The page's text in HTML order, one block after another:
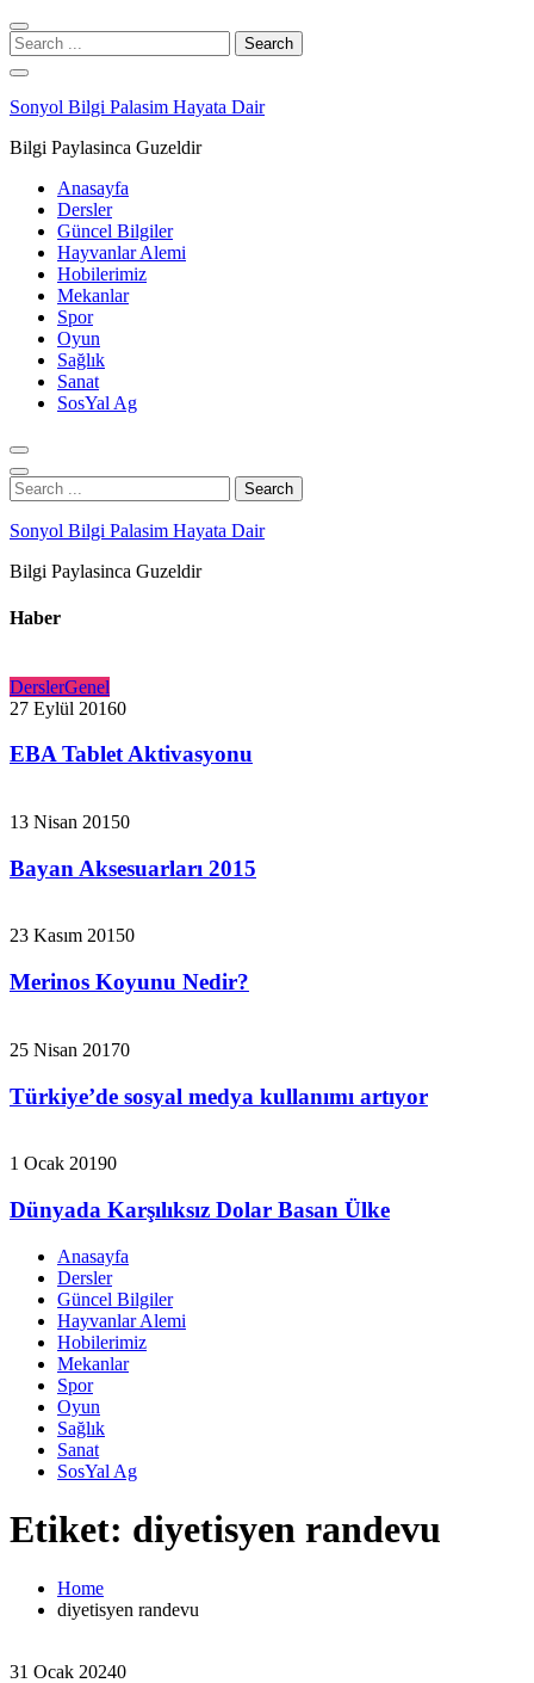
Skip
to
navigation
Skip
to
content
Search
for:
Sonyol Bilgi Palasim Hayata Dair
Bilgi Paylasinca Guzeldir
Anasayfa
Dersler
Güncel Bilgiler
Hayvanlar Alemi
Hobilerimiz
Mekanlar
Spor
Oyun
Sağlık
Sanat
SosYal Ag
Search
for:
Sonyol Bilgi Palasim Hayata Dair
Bilgi Paylasinca Guzeldir
Haber
DerslerGenel
27 Eylül 20160
EBA Tablet Aktivasyonu
13 Nisan 20150
Bayan Aksesuarları 2015
23 Kasım 20150
Merinos Koyunu Nedir?
25 Nisan 20170
Türkiye’de sosyal medya kullanımı artıyor
1 Ocak 20190
Dünyada Karşılıksız Dolar Basan Ülke
Anasayfa
Dersler
Güncel Bilgiler
Hayvanlar Alemi
Hobilerimiz
Mekanlar
Spor
Oyun
Sağlık
Sanat
SosYal Ag
Etiket: diyetisyen randevu
Home
diyetisyen randevu
31 Ocak 20240